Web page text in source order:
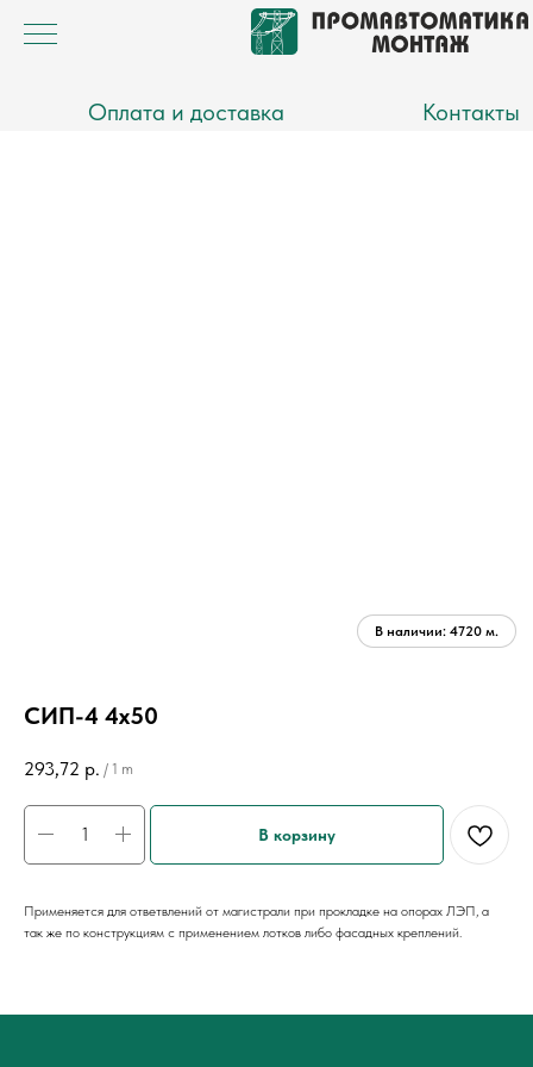
Контакты
Оплата и доставка
СИП-4 4х50
293,72 р. / 1 m
В корзину
Применяется для ответвлений от магистрали при прокладке на опорах ЛЭП, а
так же по конструкциям с применением лотков либо фасадных креплений.